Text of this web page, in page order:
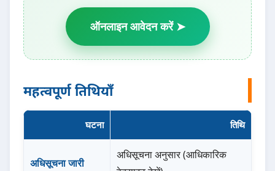
ऑनलाइन आवेदन करें ➤
महत्वपूर्ण तिथियाँ
घटना तिथि
अधिसूचना जारी
अधिसूचना अनुसार (आधिकारिक